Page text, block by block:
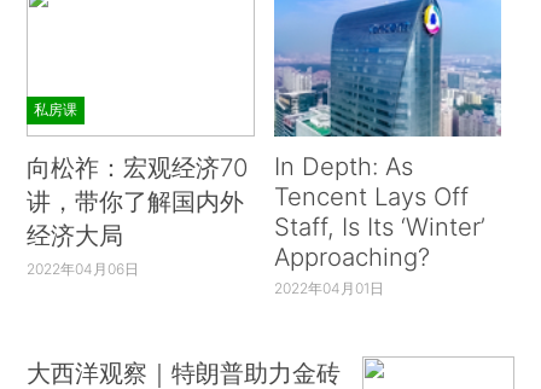
私房课
向松祚：宏观经济70
讲，带你了解国内外
经济大局
2022年04月06日
In Depth: As
Tencent Lays Off
Staff, Is Its ‘Winter’
Approaching?
2022年04月01日
大西洋观察｜特朗普助力金砖